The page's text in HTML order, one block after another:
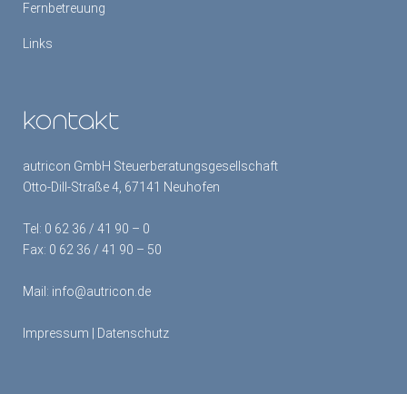
Fernbetreuung
Links
kontakt
autricon GmbH Steuerberatungsgesellschaft
Otto-Dill-Straße 4, 67141 Neuhofen
Tel: 0 62 36 / 41 90 – 0
Fax: 0 62 36 / 41 90 – 50
Mail: info@autricon.de
Impressum Datenschutz